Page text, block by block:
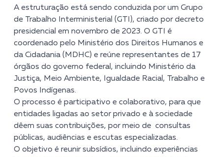
A estruturação está sendo conduzida por um Grupo
de Trabalho Interministerial (GTI), criado por decreto
presidencial em novembro de 2023. O GTI é
coordenado pelo Ministério dos Direitos Humanos e
da Cidadania (MDHC) e reúne representantes de 17
órgãos do governo federal, incluindo Ministério da
Justiça, Meio Ambiente, Igualdade Racial, Trabalho e
Povos Indígenas.
O processo é participativo e colaborativo, para que
entidades ligadas ao setor privado e à sociedade
dêem suas contribuições, por meio de consultas
públicas, audiências e escutas especializadas.
O objetivo é reunir subsídios, incluindo experiências